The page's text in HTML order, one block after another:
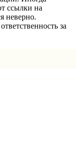
ссылки на
неверно.
за